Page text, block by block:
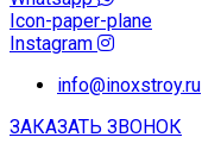
Icon-paper-plane
Instagram
info@inoxstroy.ru
ЗАКАЗАТЬ ЗВОНОК